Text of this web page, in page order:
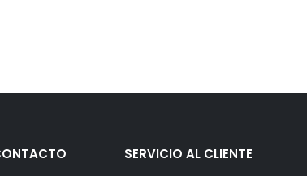
SERVICIO AL CLIENTE